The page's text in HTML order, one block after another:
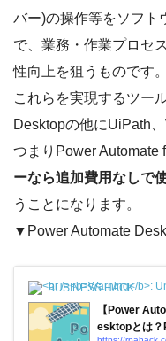
バー)の操作等をソフト
で、業務・作業プロセ
性向上を狙うものです。
これらを実現するツー
Desktopの他にUiPath
つまりPower Automate
ーなら追加費用なしで
うことになります。
▼Power Automate
BUSINESS HACK
【Power
esktopとは？